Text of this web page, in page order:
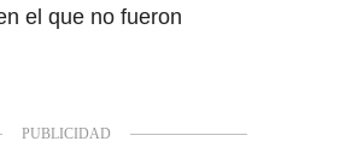
el que no fueron